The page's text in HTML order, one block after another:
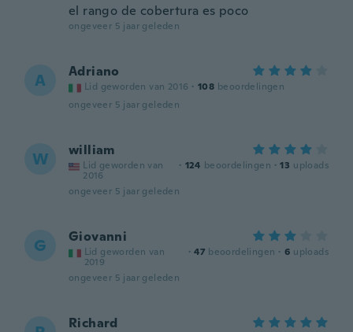
el rango de cobertura es poco
ongeveer 5 jaar geleden
A Adriano
Lid geworden van 2016 · 108 beoordelingen
ongeveer 5 jaar geleden
W william
Lid geworden van
2016
· 124 beoordelingen · 13 uploads
ongeveer 5 jaar geleden
G Giovanni
Lid geworden van
2019
· 47 beoordelingen · 6 uploads
ongeveer 5 jaar geleden
Richard